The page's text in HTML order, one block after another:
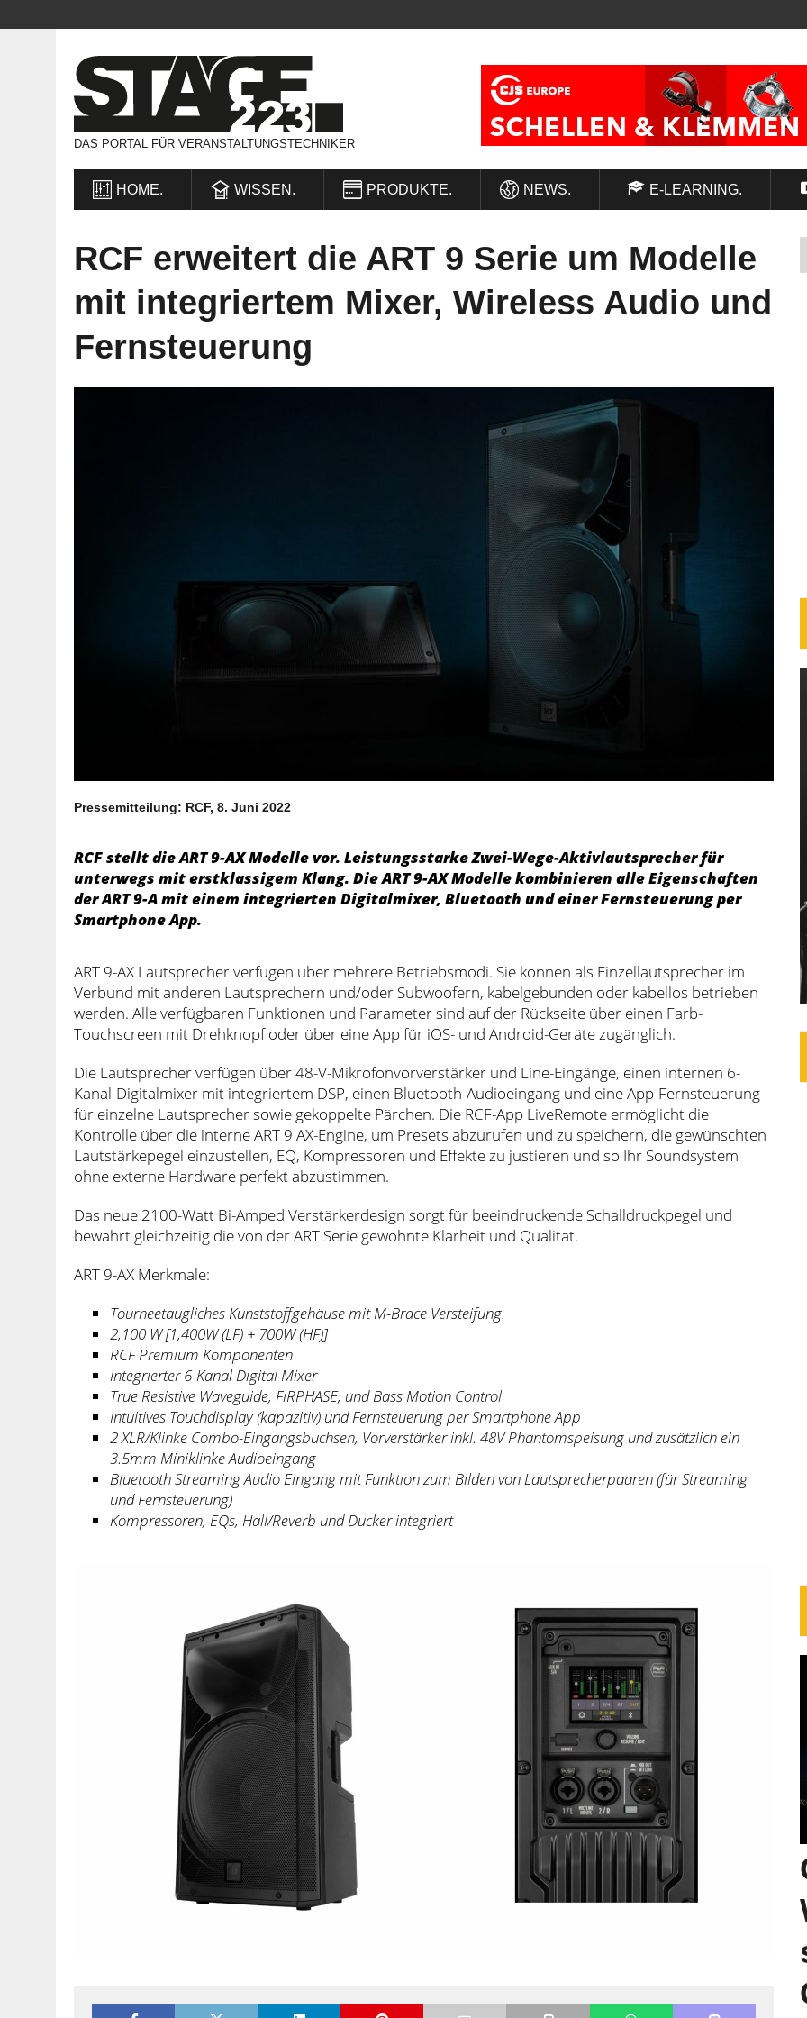
DAS PORTAL FÜR VERANSTALTUNGSTECHNIKER
HOME. WISSEN. PRODUKTE. NEWS. E-LEARNING.
RCF erweitert die ART 9 Serie um Modelle
mit integriertem Mixer, Wireless Audio und
Fernsteuerung
Pressemitteilung: RCF, 8. Juni 2022
RCF stellt die ART 9-AX Modelle vor. Leistungsstarke Zwei-Wege-Aktivlautsprecher für
unterwegs mit erstklassigem Klang. Die ART 9-AX Modelle kombinieren alle Eigenschaften
der ART 9-A mit einem integrierten Digitalmixer, Bluetooth und einer Fernsteuerung per
Smartphone App.
ART 9-AX Lautsprecher verfügen über mehrere Betriebsmodi. Sie können als Einzellautsprecher im
Verbund mit anderen Lautsprechern und/oder Subwoofern, kabelgebunden oder kabellos betrieben
werden. Alle verfügbaren Funktionen und Parameter sind auf der Rückseite über einen Farb-
Touchscreen mit Drehknopf oder über eine App für iOS- und Android-Geräte zugänglich.
Die Lautsprecher verfügen über 48-V-Mikrofonvorverstärker und Line-Eingänge, einen internen 6-
Kanal-Digitalmixer mit integriertem DSP, einen Bluetooth-Audioeingang und eine App-Fernsteuerung
für einzelne Lautsprecher sowie gekoppelte Pärchen. Die RCF-App LiveRemote ermöglicht die
Kontrolle über die interne ART 9 AX-Engine, um Presets abzurufen und zu speichern, die gewünschten
Lautstärkepegel einzustellen, EQ, Kompressoren und Effekte zu justieren und so Ihr Soundsystem
ohne externe Hardware perfekt abzustimmen.
Das neue 2100-Watt Bi-Amped Verstärkerdesign sorgt für beeindruckende Schalldruckpegel und
bewahrt gleichzeitig die von der ART Serie gewohnte Klarheit und Qualität.
ART 9-AX Merkmale:
Tourneetaugliches Kunststoffgehäuse mit M-Brace Versteifung.
2,100 W [1,400W (LF) + 700W (HF)]
RCF Premium Komponenten
Integrierter 6-Kanal Digital Mixer
True Resistive Waveguide, FiRPHASE, und Bass Motion Control
Intuitives Touchdisplay (kapazitiv) und Fernsteuerung per Smartphone App
2 XLR/Klinke Combo-Eingangsbuchsen, Vorverstärker inkl. 48V Phantomspeisung und zusätzlich ein
3.5mm Miniklinke Audioeingang
Bluetooth Streaming Audio Eingang mit Funktion zum Bilden von Lautsprecherpaaren (für Streaming
und Fernsteuerung)
Kompressoren, EQs, Hall/Reverb und Ducker integriert